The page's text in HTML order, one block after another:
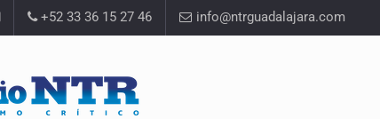
+52 33 36 15 27 46 info@ntrguadalajara.com